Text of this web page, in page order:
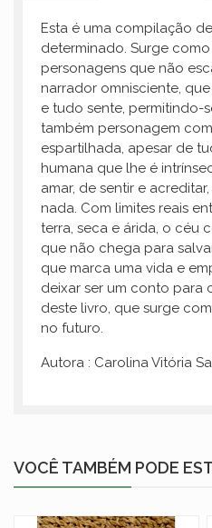
Esta é uma compilação
determinado. Surge
personagens que não
narrador omnisciente,
e tudo sente, permitindo-
também personagem
espartilhada, apesar de
humana que lhe é
amar, de sentir e
nada. Com limites reais
terra, seca e árida, o céu
que não chega para
que marca uma vida e
deixar ser um conto para
deste livro, que surge
no futuro.
Autora : Carolina Vitória
VOCÊ TAMBÉM PODE